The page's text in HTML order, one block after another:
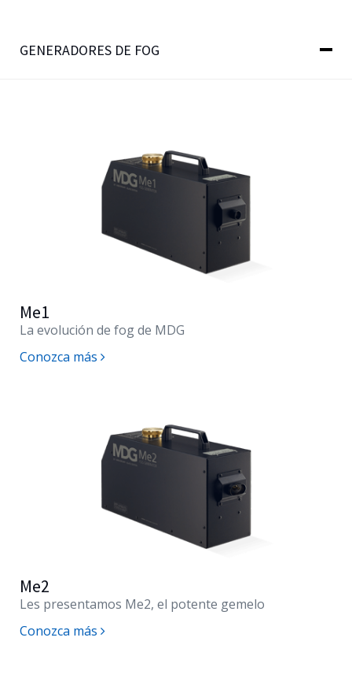
GENERADORES DE FOG
Me1
La evolución de fog de MDG
Conozca más
Me2
Les presentamos Me2, el potente gemelo
Conozca más